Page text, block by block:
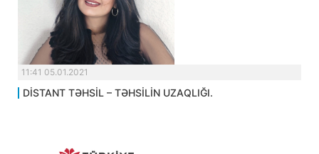
11:41 05.01.2021
DİSTANT TƏHSİL – TƏHSİLİN UZAQLIĞI.